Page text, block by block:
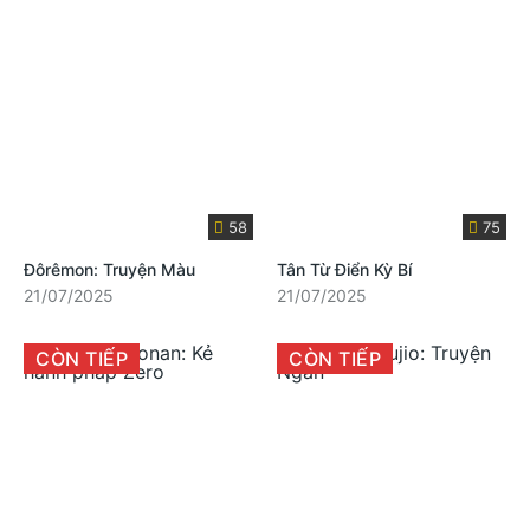
58
Đôrêmon: Truyện Màu
21/07/2025
75
Tân Từ Điển Kỳ Bí
21/07/2025
CÒN TIẾP CÒN TIẾP